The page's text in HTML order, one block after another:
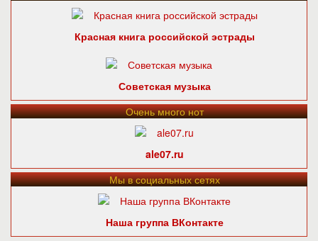
Красная книга российской эстрады
Советская музыка
Очень много нот
ale07.ru
Мы в социальных сетях
Наша группа ВКонтакте